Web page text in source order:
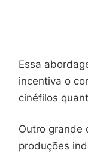
Essa
incentiva o
cinéfilos
Outro grande
produções